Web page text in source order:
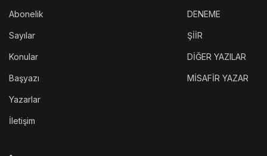
Abonelik
Sayılar
Konular
Başyazı
Yazarlar
İletişim
DENEME
ŞİİR
DİĞER YAZILAR
MİSAFİR YAZAR